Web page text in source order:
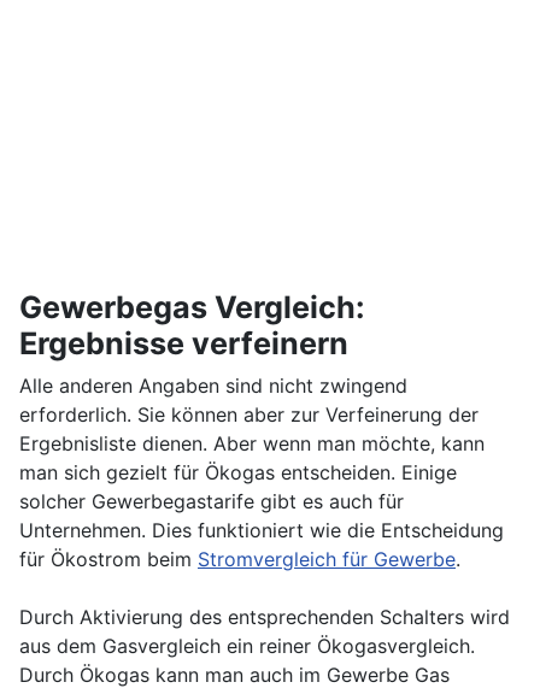
Gewerbegas Vergleich:
Ergebnisse verfeinern
Alle anderen Angaben sind nicht zwingend
erforderlich. Sie können aber zur Verfeinerung der
Ergebnisliste dienen. Aber wenn man möchte, kann
man sich gezielt für Ökogas entscheiden. Einige
solcher Gewerbegastarife gibt es auch für
Unternehmen. Dies funktioniert wie die Entscheidung
für Ökostrom beim Stromvergleich für Gewerbe.
Durch Aktivierung des entsprechenden Schalters wird
aus dem Gasvergleich ein reiner Ökogasvergleich.
Durch Ökogas kann man auch im Gewerbe Gas